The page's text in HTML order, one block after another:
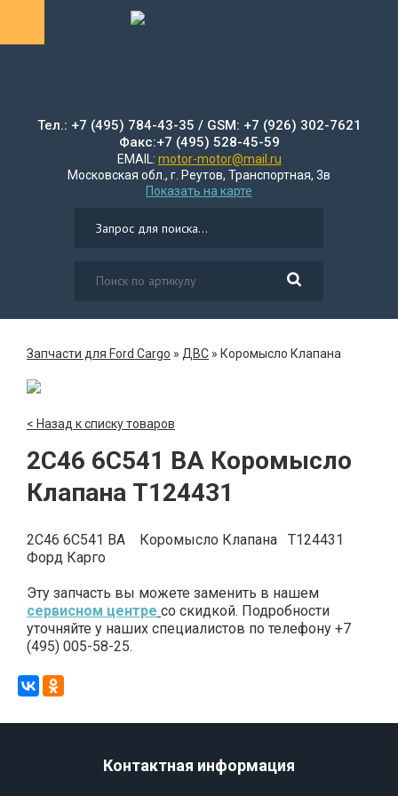
Тел.: +7 (495) 784-43-35 / GSM: +7 (926) 302-7621
Факс:+7 (495) 528-45-59
EMAIL: motor-motor@mail.ru
Московская обл., г. Реутов, Транспортная, 3в
Показать на карте
Запчасти для Ford Cargo » ДВС » Коромысло Клапана
< Назад к списку товаров
2C46 6C541 BA Коромысло
Клапана T124431
2C46 6C541 BA Коромысло Клапана T124431
Форд Карго
Эту запчасть вы можете заменить в нашем
сервисном центре со скидкой. Подробности
уточняйте у наших специалистов по телефону +7
(495) 005-58-25.
Контактная информация